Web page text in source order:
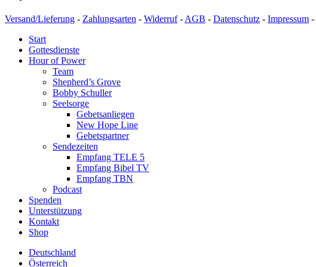
Versand/Lieferung - Zahlungsarten - Widerruf- AGB - Datenschutz - Impressum -
Start
Gottesdienste
Hour of Power
Team
Shepherd’s Grove
Bobby Schuller
Seelsorge
Gebetsanliegen
New Hope Line
Gebetspartner
Sendezeiten
Empfang TELE 5
Empfang Bibel TV
Empfang TBN
Podcast
Spenden
Unterstützung
Kontakt
Shop
Deutschland
Österreich